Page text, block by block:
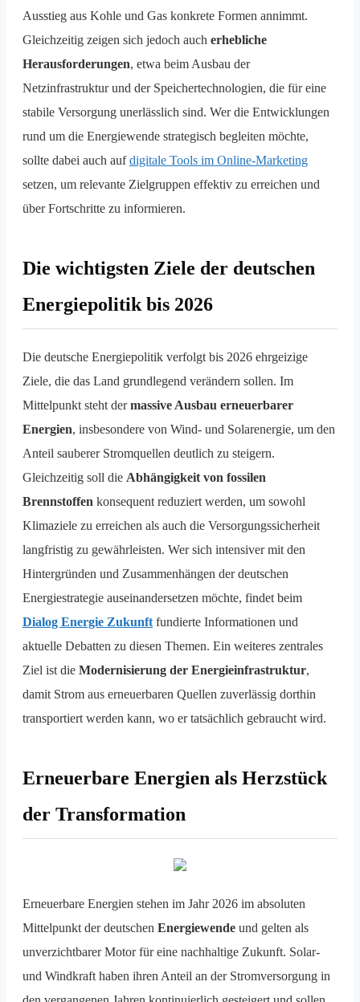
Ausstieg aus Kohle und Gas konkrete Formen annimmt.
Gleichzeitig zeigen sich jedoch auch erhebliche
Herausforderungen, etwa beim Ausbau der
Netzinfrastruktur und der Speichertechnologien, die für eine
stabile Versorgung unerlässlich sind. Wer die Entwicklungen
rund um die Energiewende strategisch begleiten möchte,
sollte dabei auch aufdigitale Tools im Online-Marketing
setzen, um relevante Zielgruppen effektiv zu erreichen und
über Fortschritte zu informieren.
Die wichtigsten Ziele der deutschen
Energiepolitik bis 2026
Die deutsche Energiepolitik verfolgt bis 2026 ehrgeizige
Ziele, die das Land grundlegend verändern sollen. Im
Mittelpunkt steht dermassive Ausbau erneuerbarer
Energien, insbesondere von Wind- und Solarenergie, um den
Anteil sauberer Stromquellen deutlich zu steigern.
Gleichzeitig soll die Abhängigkeit von fossilen
Brennstoffen konsequent reduziert werden, um sowohl
Klimaziele zu erreichen als auch die Versorgungssicherheit
langfristig zu gewährleisten. Wer sich intensiver mit den
Hintergründen und Zusammenhängen der deutschen
Energiestrategie auseinandersetzen möchte, findet beim
Dialog Energie Zukunftfundierte Informationen und
aktuelle Debatten zu diesen Themen. Ein weiteres zentrales
Ziel ist die Modernisierung der Energieinfrastruktur,
damit Strom aus erneuerbaren Quellen zuverlässig dorthin
transportiert werden kann, wo er tatsächlich gebraucht wird.
Erneuerbare Energien als Herzstück
der Transformation
Erneuerbare Energien stehen im Jahr 2026 im absoluten
Mittelpunkt der deutschen Energiewende und gelten als
unverzichtbarer Motor für eine nachhaltige Zukunft. Solar-
und Windkraft haben ihren Anteil an der Stromversorgung in